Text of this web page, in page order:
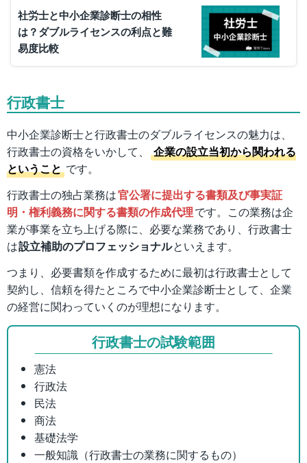
社労士と中小企業診断士の相性
は？ダブルライセンスの利点と難
易度比較
行政書士
中小企業診断士と行政書士のダブルライセンスの魅力は、
行政書士の資格をいかして、
企業の設立当初から関われる
ということ です。
行政書士の独占業務は官公署に提出する書類及び事実証
明・権利義務に関する書類の作成代理です。この業務は企
業が事業を立ち上げる際に、必要な業務であり、行政書士
は設立補助のプロフェッショナルといえます。
つまり、必要書類を作成するために最初は行政書士として
契約し、信頼を得たところで中小企業診断士として、企業
の経営に関わっていくのが理想になります。
行政書士の試験範囲
憲法
行政法
民法
商法
基礎法学
一般知識（行政書士の業務に関するもの）